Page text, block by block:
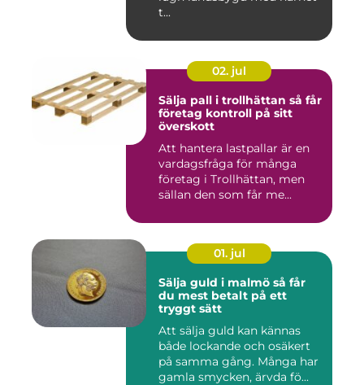
t...
02. jul
Sälja pall i trollhättan så får
företag kontroll på sitt
överskott
Att hantera lastpallar är en
vardagsfråga för många
företag i Trollhättan, men
sällan den som får me...
01. jul
Sälja guld i malmö så får
du mest betalt på ett
tryggt sätt
Att sälja guld kan kännas
både lockande och osäkert
på samma gång. Många har
gamla smycken, ärvda fö...